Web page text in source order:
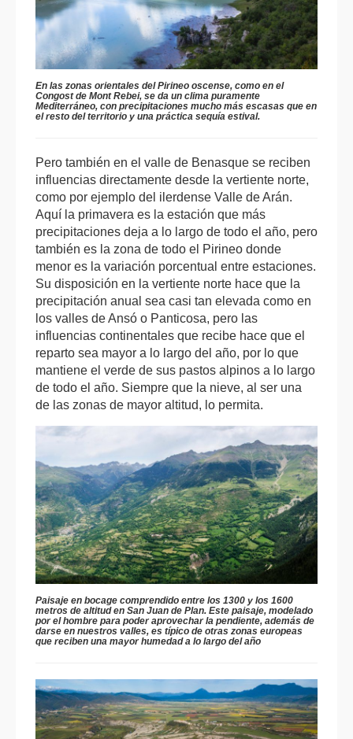
En las zonas orientales del Pirineo oscense, como en el
Congost de Mont Rebei, se da un clima puramente
Mediterráneo, con precipitaciones mucho más escasas que en
el resto del territorio y una práctica sequía estival.
Pero también en el valle de Benasque se reciben
influencias directamente desde la vertiente norte,
como por ejemplo del ilerdense Valle de Arán.
Aquí la primavera es la estación que más
precipitaciones deja a lo largo de todo el año, pero
también es la zona de todo el Pirineo donde
menor es la variación porcentual entre estaciones.
Su disposición en la vertiente norte hace que la
precipitación anual sea casi tan elevada como en
los valles de Ansó o Panticosa, pero las
influencias continentales que recibe hace que el
reparto sea mayor a lo largo del año, por lo que
mantiene el verde de sus pastos alpinos a lo largo
de todo el año. Siempre que la nieve, al ser una
de las zonas de mayor altitud, lo permita.
Paisaje en bocage comprendido entre los 1300 y los 1600
metros de altitud en San Juan de Plan. Este paisaje, modelado
por el hombre para poder aprovechar la pendiente, además de
darse en nuestros valles, es típico de otras zonas europeas
que reciben una mayor humedad a lo largo del año